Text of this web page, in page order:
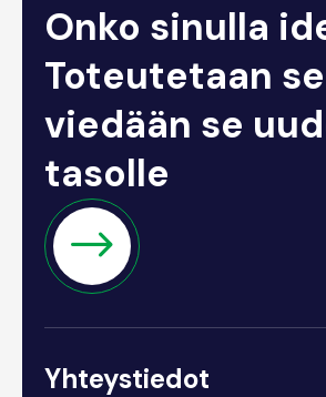
Onko sinulla
Toteutetaan
viedään se
tasolle
Yhteystiedot